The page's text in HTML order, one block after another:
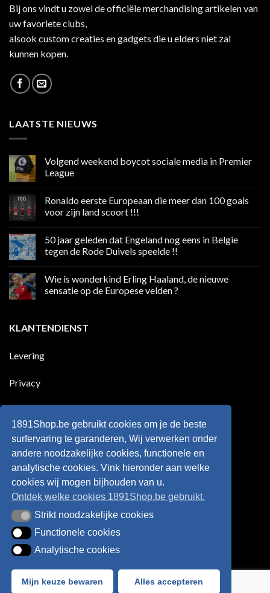
Bij ons vindt u zowel de officiële merchandising artikelen van
uw favoriete clubs,
alsook custom creaties en gadgets die u elders niet zal
kunnen kopen.
LAATSTE NIEUWS
Volgend weekend boycot sociale media in Premier
League
op
weekend
media
in
Premier
Ronaldo eerste Europeaan die meer dan 100 goals
voor zijn land scoort !!!
op
Ronaldo
eerste
meer
100
land
scoort
50 jaar geleden dat Engeland nog eens in Belgie
tegen de Rode Duivels speelde !!
op
jaar
nog
eens
tegen
Wie is wonderkind Erling Haaland, de nieuwe
sensatie op de Europese velden ?
Wie
is
Haaland,
Europese
KLANTENDIENST
Levering
Privacy
Retourneren
Algemene voorwaarden
BancontactVisa
1891Shop.be gebruikt cookies om je de beste
surfervaring te garanderen, Wij verwerken onder
andere noodzakelijke cookies, functionele en
analytische cookies. Vink hieronder aan welke
cookies wij mogen bijhouden van u.
Ontdek welke cookies 1891Shop.be gebruikt.
Strikt noodzakelijke cookies
Strikt noodzakelijke cookies
Functionele cookies
Functionele cookies
Analytische cookies
Analytische cookies
Mijn keuze bewaren Alles accepteren